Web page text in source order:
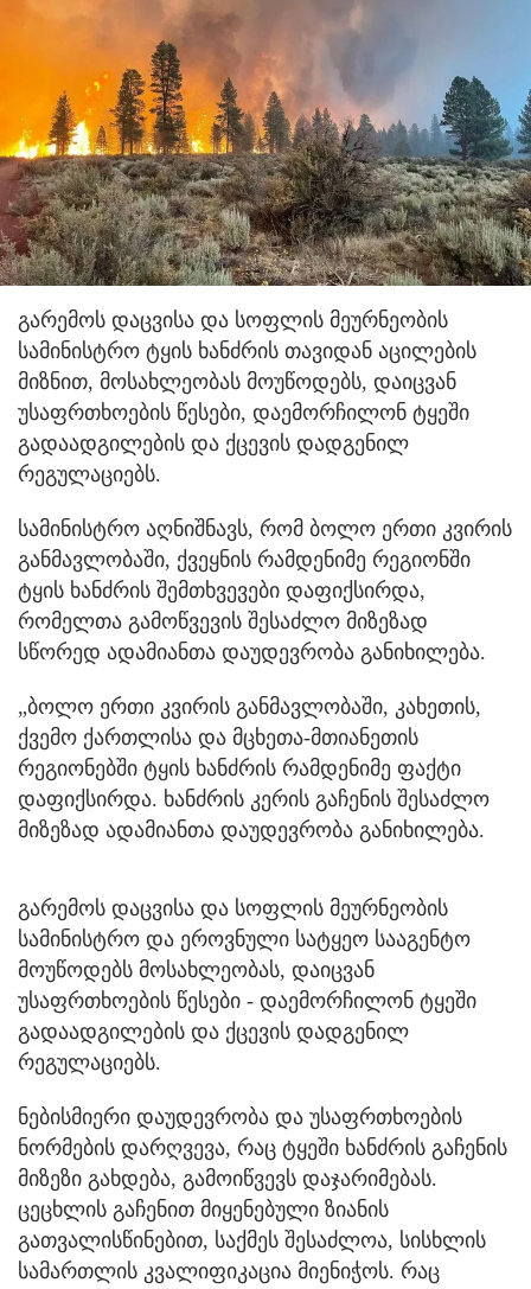
გარემოს დაცვისა და სოფლის მეურნეობის
სამინისტრო ტყის ხანძრის თავიდან აცილების
მიზნით, მოსახლეობას მოუწოდებს, დაიცვან
უსაფრთხოების წესები, დაემორჩილონ ტყეში
გადაადგილების და ქცევის დადგენილ
რეგულაციებს.
სამინისტრო აღნიშნავს, რომ ბოლო ერთი კვირის
განმავლობაში, ქვეყნის რამდენიმე რეგიონში
ტყის ხანძრის შემთხვევები დაფიქსირდა,
რომელთა გამოწვევის შესაძლო მიზეზად
სწორედ ადამიანთა დაუდევრობა განიხილება.
„ბოლო ერთი კვირის განმავლობაში, კახეთის,
ქვემო ქართლისა და მცხეთა-მთიანეთის
რეგიონებში ტყის ხანძრის რამდენიმე ფაქტი
დაფიქსირდა. ხანძრის კერის გაჩენის შესაძლო
მიზეზად ადამიანთა დაუდევრობა განიხილება.
გარემოს დაცვისა და სოფლის მეურნეობის
სამინისტრო და ეროვნული სატყეო სააგენტო
მოუწოდებს მოსახლეობას, დაიცვან
უსაფრთხოების წესები - დაემორჩილონ ტყეში
გადაადგილების და ქცევის დადგენილ
რეგულაციებს.
ნებისმიერი დაუდევრობა და უსაფრთხოების
ნორმების დარღვევა, რაც ტყეში ხანძრის გაჩენის
მიზეზი გახდება, გამოიწვევს დაჯარიმებას.
ცეცხლის გაჩენით მიყენებული ზიანის
გათვალისწინებით, საქმეს შესაძლოა, სისხლის
სამართლის კვალიფიკაცია მიენიჭოს. რაც